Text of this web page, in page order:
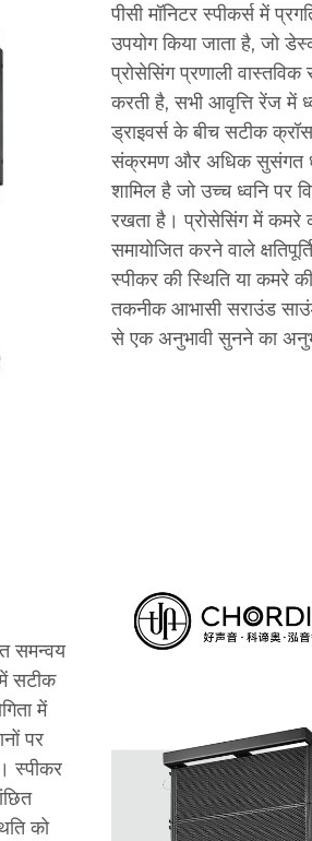
पीसी मॉनिटर स्पीकर्स में
उपयोग किया जाता है, जो
प्रोसेसिंग प्रणाली
करती है, सभी आवृत्ति रेंज में
ड्राइवर्स के बीच सटीक
संक्रमण और अधिक सुसंगत
शामिल है जो उच्च ध्वनि पर
रखता है। प्रोसेसिंग में कमरे
समायोजित करने वाले
स्पीकर की स्थिति या कमरे
तकनीक आभासी सराउंड
से एक अनुभावी सुनने का
समन्वय
सटीक
में
पर
स्पीकर
को